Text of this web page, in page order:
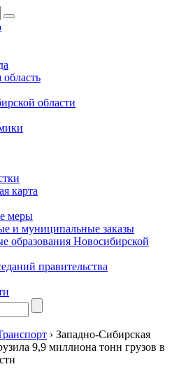
области
карта
меры
и муниципальные заказы
образования Новосибирской
правительства
› Западно-Сибирская
9,9 миллиона тонн грузов в